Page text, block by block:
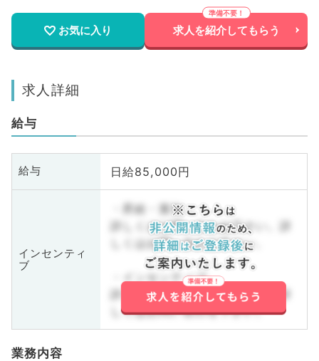
お気に入り 求人を紹介してもらう
求人詳細
給与
給与 日給85,000円
インセンティ
ブ
・昇給・賞与
詳しくはお問い合わせ下さい。詳
しくはお問い合わせ下さい。
・インセンティブ
詳しくはお問い合わせ下さい。詳
しくはお問い合わせ下さい。
業務内容